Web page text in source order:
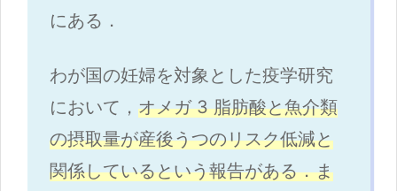
にある．
わが国の妊婦を対象とした疫学研究
において， オメガ 3 脂肪酸と魚介類
の摂取量が産後うつのリスク低減と
関係しているという報告がある．ま